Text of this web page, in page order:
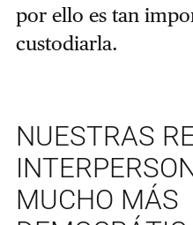
por ello es tan
custodiarla.
NUESTRAS
MUCHO MÁS